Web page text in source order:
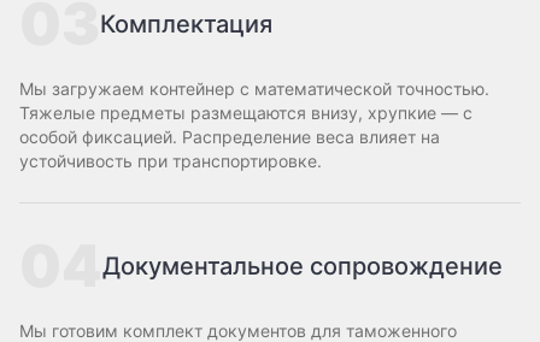
Комплектация
Мы загружаем контейнер с математической точностью.
Тяжелые предметы размещаются внизу, хрупкие — с
особой фиксацией. Распределение веса влияет на
устойчивость при транспортировке.
Документальное сопровождение
Мы готовим комплект документов для таможенного